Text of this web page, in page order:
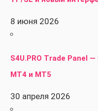
8 июня 2026
S4U.PRO Trade Panel
MT4 и MT5
30 апреля 2026